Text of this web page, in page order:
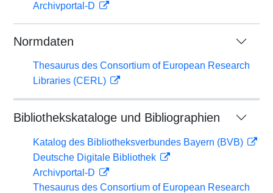
Archivportal-D
Normdaten
Thesaurus des Consortium of European Research
Libraries (CERL)
Bibliothekskataloge und Bibliographien
Katalog des Bibliotheksverbundes Bayern (BVB)
Deutsche Digitale Bibliothek
Archivportal-D
Thesaurus des Consortium of European Research